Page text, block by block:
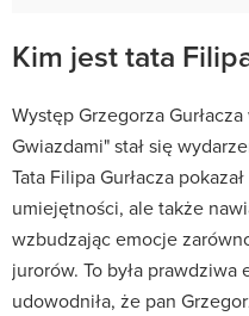
Kim jest tata
Występ Grzegorza
Gwiazdami" stał się
Tata Filipa Gurłacza
umiejętności, ale także
wzbudzając emocje
jurorów. To była
udowodniła, że pan